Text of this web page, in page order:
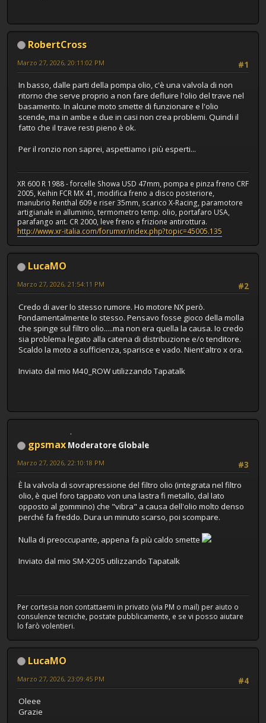
RobertCross
#1
Marzo 27, 2026, 20:11:02 PM
In basso, dalle parti della pompa olio, c'è una valvola di non
ritorno che serve proprio a non fare defluire l'olio del trave nel
basamento. In alcune moto smette di funzionare e l'olio
scende, ma in ambe e due in casi non crea problemi. Quindi il
fatto che il trave resti pieno è ok.
Per il ronzio non saprei, aspettiamo i più esperti...
XR 600 R 1988 - forcelle Showa USD 47mm, pompa e pinza freno CRF
2005, Keihin FCR MX 41, modifica freno a disco posteriore,
manubrio Renthal 609 e riser 35mm, scarico X-Racing, paramotore
artigianale in alluminio, termometro temp. olio, portafaro USA,
parafango ant. CR 2000, leve freno e frizione antirottura.
http://www.xr-italia.com/forumxr/index.php?topic=45005.135
LucaMO
#2
Marzo 27, 2026, 21:54:11 PM
Credo di aver lo stesso rumore. Ho motore NX però.
Fondamentalmente lo stesso. Pensavo fosse gioco della molla
che spinge sul filtro olio.....ma non era quella la causa. Io credo
sia problema legato alla catena di distribuzione e/o tenditore.
Scaldo la moto a sufficienza, sparisce e vado. Nient'altro x ora.
Inviato dal mio M40_ROW utilizzando Tapatalk
gpsmax Moderatore Globale
#3
Marzo 27, 2026, 22:10:18 PM
È la valvola di sovrapressione del filtro olio (integrata nel filtro
olio, è quel foro tappato von una lastra fi metallo, dal lato
opposto al gommino) che "vibra" a causa dell'olio molto denso
perché fa freddo. Dura un minuto scarso, poi scompare.
Nulla di preoccupante, appena fa più caldo smette
Inviato dal mio SM-X205 utilizzando Tapatalk
Per cortesia non contattaemi in privato (via PM o mail) per aiuto o
consulenze tecniche, postate pubblicamente, e se vi posso aiutare
lo farò volentieri.
LucaMO
#4
Marzo 27, 2026, 23:09:45 PM
Oleee
Grazie